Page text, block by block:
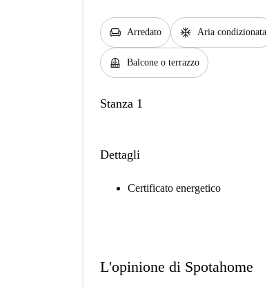
chair Arredato ac_unit Aria condizionata
balcony Balcone o terrazzo
Stanza 1
Dettagli
Certificato energetico
L'opinione di Spotahome